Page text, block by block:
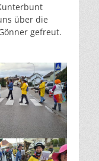
über die
gefreut.